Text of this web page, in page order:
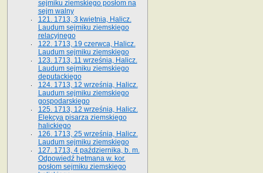
sejmiku ziemskiego posłom na
sejm walny
121. 1713, 3 kwietnia, Halicz.
Laudum sejmiku ziemskiego
relacyjnego
122. 1713, 19 czerwca, Halicz.
Laudum sejmiku ziemskiego
123. 1713, 11 września, Halicz.
Laudum sejmiku ziemskiego
deputackiego
124. 1713, 12 września, Halicz.
Laudum sejmiku ziemskiego
gospodarskiego
125. 1713, 12 września, Halicz.
Elekcya pisarza ziemskiego
halickiego
126. 1713, 25 września, Halicz.
Laudum sejmiku ziemskiego
127. 1713, 4 października, b. m.
Odpowiedź hetmana w. kor.
posłom sejmiku ziemskiego